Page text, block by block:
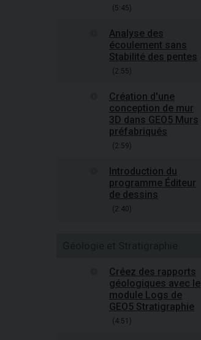
(5:45)
Analyse des
écoulement sans
Stabilité des pentes
(2:55)
Création d'une
conception de mur
3D dans GEO5 Murs
préfabriqués
(2:59)
Introduction du
programme Éditeur
de dessins
(2:40)
Créez des rapports
géologiques avec le
module Logs de
GEO5 Stratigraphie
(4:51)